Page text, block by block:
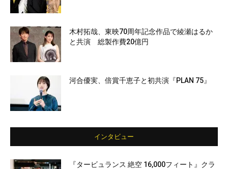
木村拓哉、東映70周年記念作品で綾瀬はるか
と共演 総製作費20億円
河合優実、倍賞千恵子と初共演『PLAN 75』
インタビュー
『タービュランス 絶空 16,000フィート』クラ